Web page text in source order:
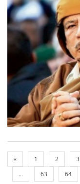
« 1 2 3
...
63 64